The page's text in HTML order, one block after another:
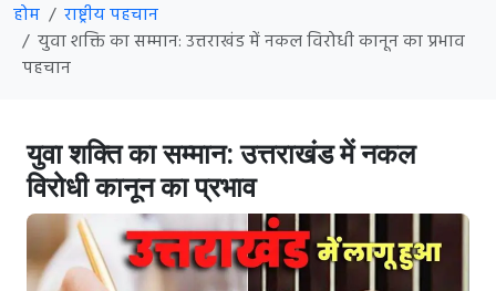
होम
राष्ट्रीय पहचान
युवा शक्ति का सम्मान: उत्तराखंड में नकल विरोधी कानून का प्रभाव
पहचान
युवा शक्ति का सम्मान: उत्तराखंड में नकल
विरोधी कानून का प्रभाव